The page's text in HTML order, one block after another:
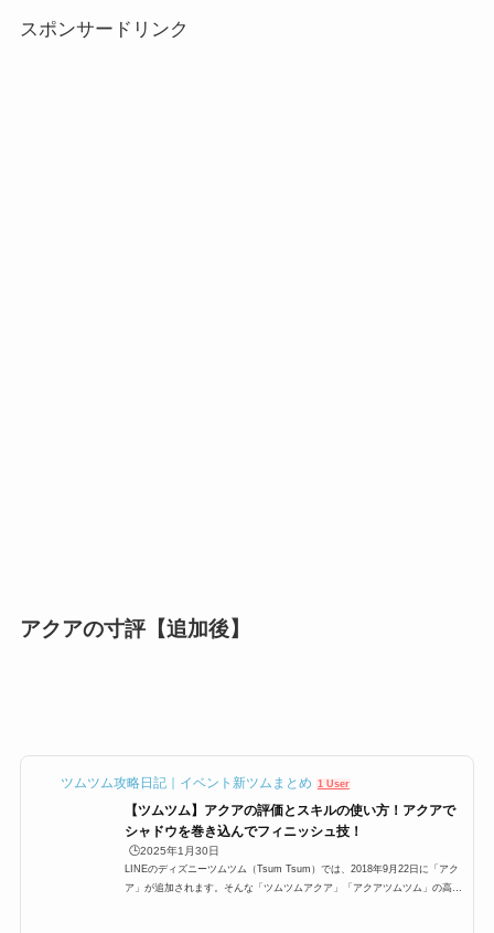
スポンサードリンク
アクアの寸評【追加後】
ツムツム攻略日記｜イベント新ツムまとめ 1 User
【ツムツム】アクアの評価とスキルの使い方！アクアで
シャドウを巻き込んでフィニッシュ技！
🕒️2025年1月30日
LINEのディズニーツムツム（Tsum Tsum）では、2018年9月22日に「アク
ア」が追加されます。そんな「ツムツムアクア」「アクアツムツム」の高得